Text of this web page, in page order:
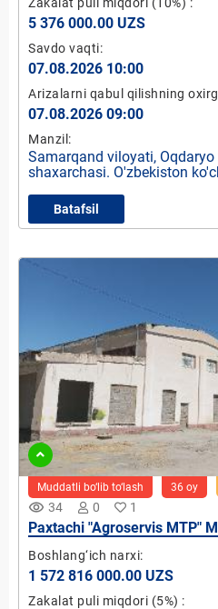
5 376 000.00 UZS
Savdo vaqti:
07.08.2026 10:00
Arizalarni qabul qilishning
07.08.2026 09:00
Manzil:
Samarqand viloyati,
shaxarchasi. O'zbekiston
Batafsil
remove_red_eye 34 0 1
Muddatli bo‘lib to‘lash 36 oy
Paxtachi "Agroservis MTP"
va uskuna jixozlari
Boshlang‘ich narxi:
1 572 816 000.00 UZS
Zakalat puli miqdori (5%) :